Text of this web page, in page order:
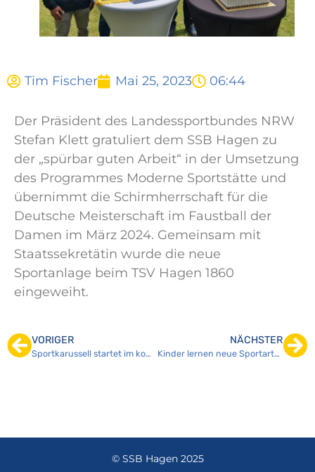
Tim Fischer Mai 25, 2023 06:44
Der Präsident des Landessportbundes NRW
Stefan Klett gratuliert dem SSB Hagen zu
der „spürbar guten Arbeit“ in der Umsetzung
des Programmes Moderne Sportstätte und
übernimmt die Schirmherrschaft für die
Deutsche Meisterschaft im Faustball der
Damen im März 2024. Gemeinsam mit
Staatssekretätin wurde die neue
Sportanlage beim TSV Hagen 1860
eingeweiht.
VORIGER
Sportkarussell startet im kommenden Schuljahr an fünf Schulen
NÄCHSTER
Kinder lernen neue Sportarten im Sportkarussell kennen
© SSB Hagen 2025